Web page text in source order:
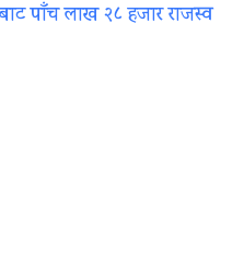
पाँच लाख २८ हजार राजस्व